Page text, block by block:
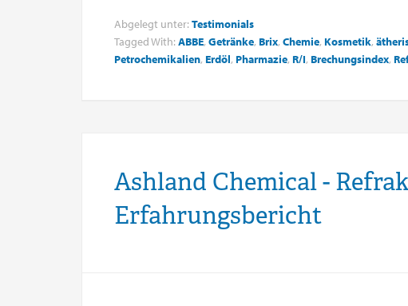
Abgelegt unter: Testimonials
Tagged With: ABBE, Getränke, Brix, Chemie, Kosmetik,
Petrochemikalien, Erdöl, Pharmazie, R/I, Brechungsindex,
Ashland Chemical -
Erfahrungsbericht